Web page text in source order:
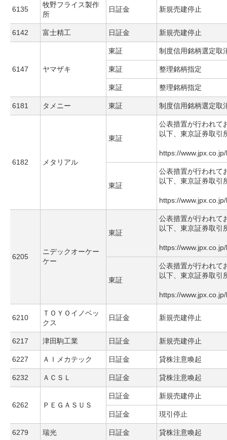
6135
牧野フライス製作
所
日証金 新規売建停止
6142 富士精工 日証金 新規売建停止
6147 ヤマザキ
東証 制度信用銘柄選定取
東証 整理銘柄指定
東証 整理銘柄指定
6181 タメニー 東証 制度信用銘柄選定取
6182 メタリアル
東証
公表措置が行われて
以下、東京証券取引
https://
東証
公表措置が行われて
以下、東京証券取引
https://
6205
ニデックオーケー
ケー
東証
公表措置が行われて
以下、東京証券取引
https://
東証
公表措置が行われて
以下、東京証券取引
https://
6210
ＴＯＹＯイノベッ
クス
日証金 新規売建停止
6217 津田駒工業 日証金 新規売建停止
6227 ＡＩメカテック 日証金 貸株注意喚起
6232 ＡＣＳＬ 日証金 貸株注意喚起
6262 ＰＥＧＡＳＵＳ
日証金 新規売建停止
日証金 現引停止
6279 瑞光 日証金 貸株注意喚起